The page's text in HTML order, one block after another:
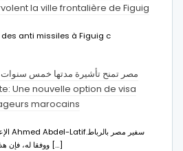
la ville frontalière de Figuig
anti missiles à Figuig c
مصر تمنح تأشيرة مدتها خمس سنوات
Une nouvelle option de visa
marocains
ووفقا له، فإن هذا الإجراء يهدف إلى […]